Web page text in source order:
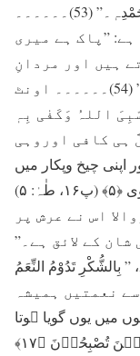
ڈکرانے میں کہتا ہے : ”سُبْحٰنَ اللہِ وَبِحَمْدِہٖ۔” (53)۔۔۔۔۔۔
”پاک ہے میری
ہیں اور مردانِ
کار لڑا ئی میں مصروف ہوتے ہیں۔” (54)۔۔۔۔۔۔ اونٹ
اللہُ وَکَفٰی بِہٖ
ہی کافی اوروہی
مور اپنی چیخ وپکار میں
کہتا ہے: ” اَلرَّحْمٰنُ عَلَی الْعَرْشِ اسْتَوٰی ﴿۵﴾ (پ۱۶، طٰہٰ: ۵)
اس نے عرش پر
کے لائق ہے۔”
نعمتیں ہمیشہ
نغموں میں یوں گویا ہوتا
ہے:” فَسُبْحٰنَ اللہِ حِیۡنَ تُمْسُوۡنَ وَ حِیۡنَ تُصْبِحُوۡنَ ﴿۱۷﴾